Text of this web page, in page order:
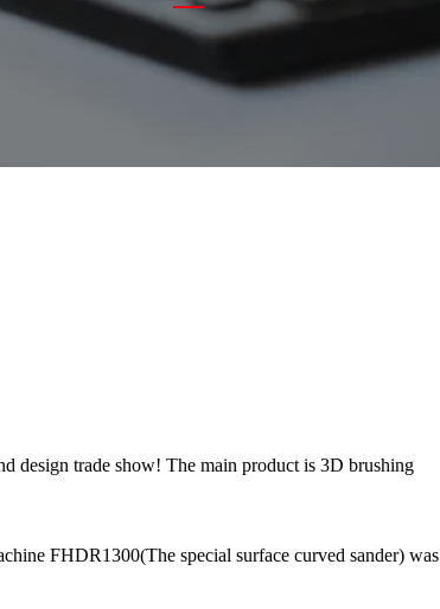
design trade show! The main product is 3D brushing
FHDR1300(The special surface curved sander) was